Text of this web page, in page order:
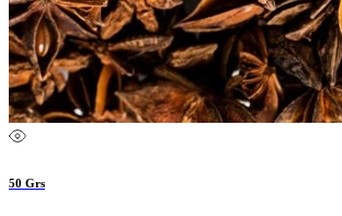
50 Grs